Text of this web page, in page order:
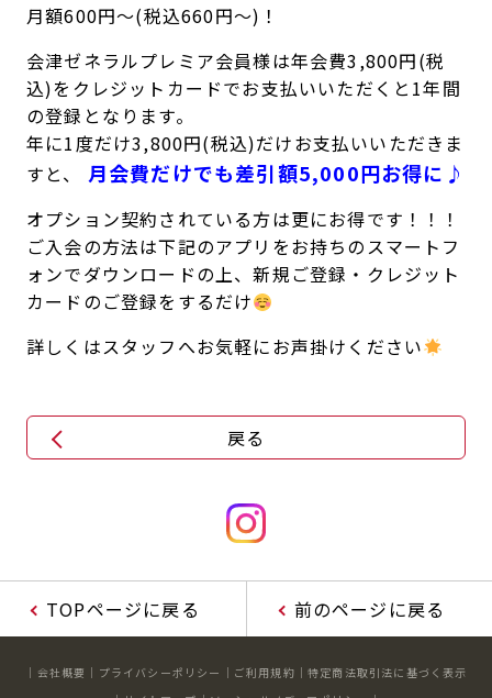
月額600円～(税込660円～)！
会津ゼネラルプレミア会員様は年会費3,800円(税
込)をクレジットカードでお支払いいただくと1年間
の登録となります。
年に1度だけ3,800円(税込)だけお支払いいただきま
すと、 月会費だけでも差引額5,000円お得に♪
オプション契約されている方は更にお得です！！！
ご入会の方法は下記のアプリをお持ちのスマートフ
ォンでダウンロードの上、新規ご登録・クレジット
カードのご登録をするだけ
詳しくはスタッフへお気軽にお声掛けください
戻る
TOPページに戻る 前のページに戻る
会社概要 プライバシーポリシー ご利用規約
特定商法取引法に基づく表示